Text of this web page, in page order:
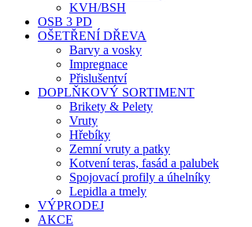
KVH/BSH
OSB 3 PD
OŠETŘENÍ DŘEVA
Barvy a vosky
Impregnace
Přislušentví
DOPLŇKOVÝ SORTIMENT
Brikety & Pelety
Vruty
Hřebíky
Zemní vruty a patky
Kotvení teras, fasád a palubek
Spojovací profily a úhelníky
Lepidla a tmely
VÝPRODEJ
AKCE